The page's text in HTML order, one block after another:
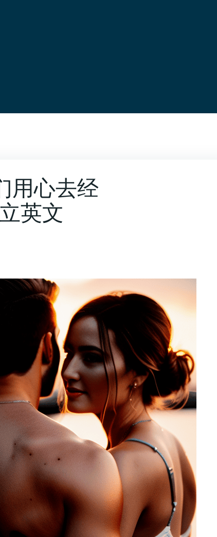
用心去经
英文